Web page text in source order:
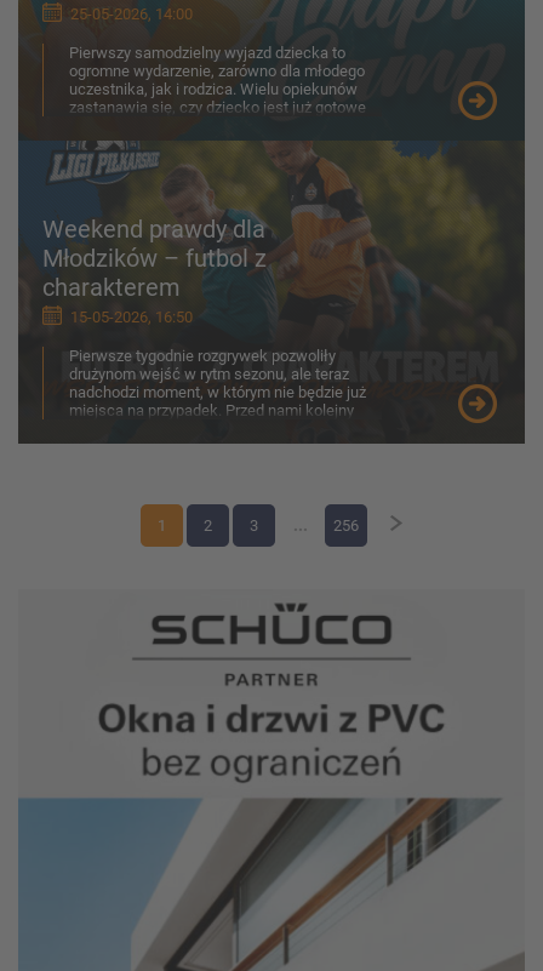
25-05-2026, 14:00
Pierwszy samodzielny wyjazd dziecka to
ogromne wydarzenie, zarówno dla młodego
uczestnika, jak i rodzica. Wielu opiekunów
zastanawia się, czy dziecko jest już gotowe
Weekend prawdy dla
Młodzików – futbol z
charakterem
15-05-2026, 16:50
Pierwsze tygodnie rozgrywek pozwoliły
drużynom wejść w rytm sezonu, ale teraz
nadchodzi moment, w którym nie będzie już
miejsca na przypadek. Przed nami kolejny
1 2 3 ... 256